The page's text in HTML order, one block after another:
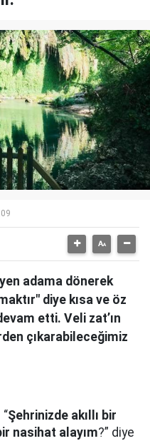
adama dönerek
diye kısa ve öz
etti. Veli zat’ın
çıkarabileceğimiz
Şehrinizde akıllı bir
nasihat alayım?” diye